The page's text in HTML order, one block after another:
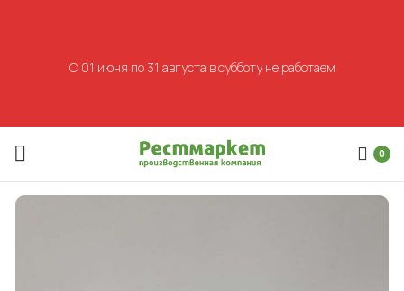
0
С 01 июня по 31 августа в субботу не работаем